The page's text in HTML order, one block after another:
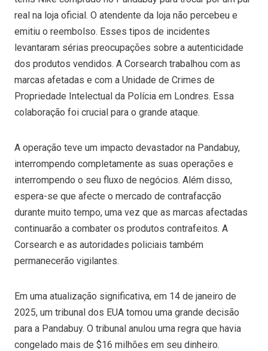
real na loja oficial. O atendente da loja não percebeu e
emitiu o reembolso. Esses tipos de incidentes
levantaram sérias preocupações sobre a autenticidade
dos produtos vendidos. A Corsearch trabalhou com as
marcas afetadas e com a Unidade de Crimes de
Propriedade Intelectual da Polícia em Londres. Essa
colaboração foi crucial para o grande ataque.
A operação teve um impacto devastador na Pandabuy,
interrompendo completamente as suas operações e
interrompendo o seu fluxo de negócios. Além disso,
espera-se que afecte o mercado de contrafacção
durante muito tempo, uma vez que as marcas afectadas
continuarão a combater os produtos contrafeitos. A
Corsearch e as autoridades policiais também
permanecerão vigilantes.
Em uma atualização significativa, em 14 de janeiro de
2025, um tribunal dos EUA tomou uma grande decisão
para a Pandabuy. O tribunal anulou uma regra que havia
congelado mais de $16 milhões em seu dinheiro.